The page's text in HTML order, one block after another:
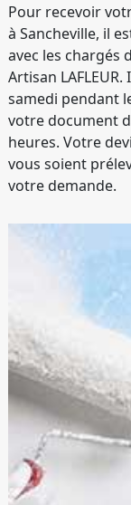
Pour recevoir
à Sancheville, il
avec les chargés
Artisan
samedi pendant
votre document
heures. Votre
vous soient
votre demande.